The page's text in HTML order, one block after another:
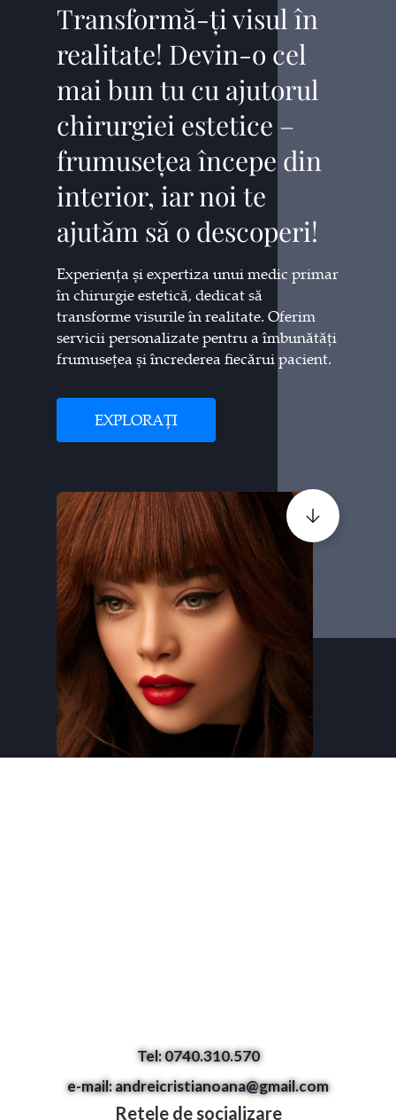
Transformă-ți visul în
realitate! Devin-o cel
mai bun tu cu ajutorul
chirurgiei estetice –
frumusețea începe din
interior, iar noi te
ajutăm să o descoperi!
Experiența și expertiza unui medic primar
în chirurgie estetică, dedicat să
transforme visurile în realitate. Oferim
servicii personalizate pentru a îmbunătăți
frumusețea și încrederea fiecărui pacient.
EXPLORAȚI
Tel: 0740.310.570
e-mail: andreicristianoana@gmail.com
Retele de socializare